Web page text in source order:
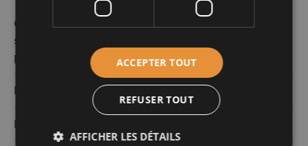
Consommation
spécifique d’énergie
primaire (kWh/m2)
284
PEB
Émissions annuelles CO²
ACCEPTER TOUT
REFUSER TOUT
AFFICHER LES DÉTAILS